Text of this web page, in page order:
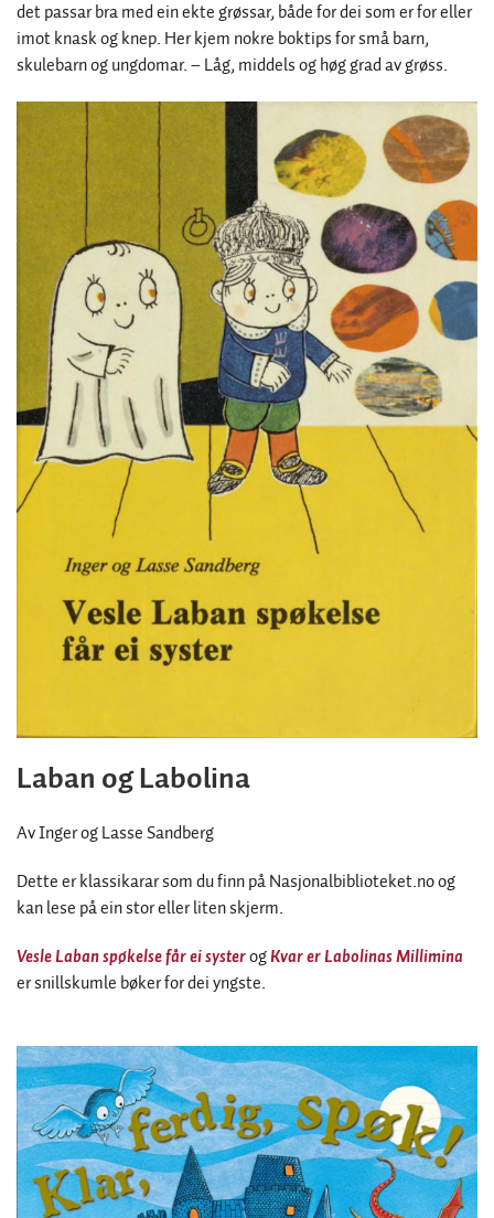
det passar bra med ein ekte grøssar, både for dei som er for eller
imot knask og knep. Her kjem nokre boktips for små barn,
skulebarn og ungdomar. – Låg, middels og høg grad av grøss.
Laban og Labolina
Av Inger og Lasse Sandberg
Dette er klassikarar som du finn på Nasjonalbiblioteket.no og
kan lese på ein stor eller liten skjerm.
Vesle Laban spøkelse får ei systerogKvar er Labolinas Millimina
er snillskumle bøker for dei yngste.